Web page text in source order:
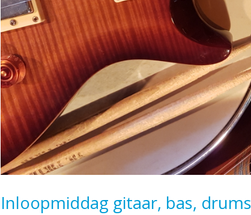
Inloopmiddag gitaar, bas,